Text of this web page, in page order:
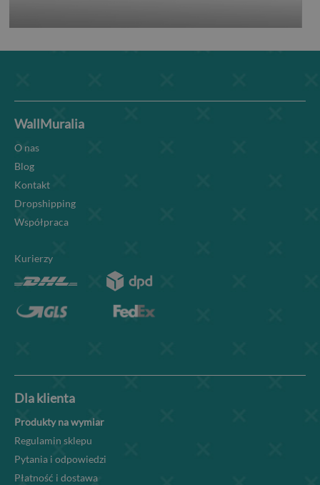
WallMuralia
O nas
Blog
Kontakt
Dropshipping
Współpraca
Kurierzy
Dla klienta
Produkty na wymiar
Regulamin sklepu
Pytania i odpowiedzi
Płatność i dostawa